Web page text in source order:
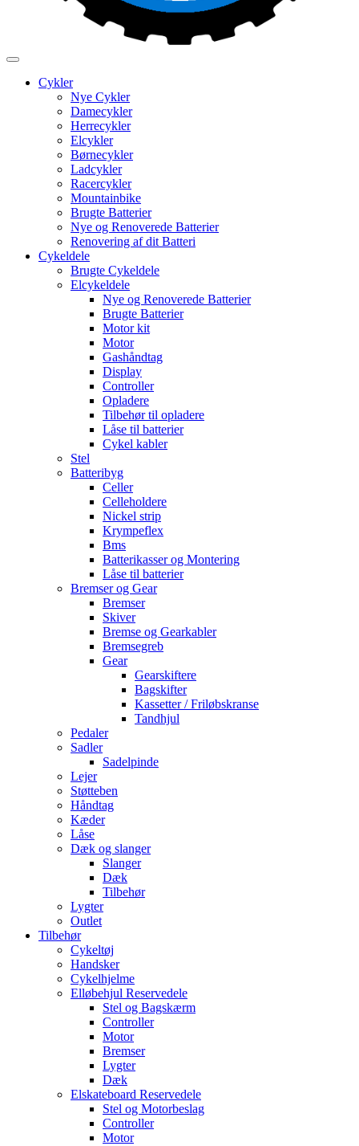
Cykler
Nye Cykler
Damecykler
Herrecykler
Elcykler
Børnecykler
Ladcykler
Racercykler
Mountainbike
Brugte Batterier
Nye og Renoverede Batterier
Renovering af dit Batteri
Cykeldele
Brugte Cykeldele
Elcykeldele
Nye og Renoverede Batterier
Brugte Batterier
Motor kit
Motor
Gashåndtag
Display
Controller
Opladere
Tilbehør til opladere
Låse til batterier
Cykel kabler
Stel
Batteribyg
Celler
Celleholdere
Nickel strip
Krympeflex
Bms
Batterikasser og Montering
Låse til batterier
Bremser og Gear
Bremser
Skiver
Bremse og Gearkabler
Bremsegreb
Gear
Gearskiftere
Bagskifter
Kassetter / Friløbskranse
Tandhjul
Pedaler
Sadler
Sadelpinde
Lejer
Støtteben
Håndtag
Kæder
Låse
Dæk og slanger
Slanger
Dæk
Tilbehør
Lygter
Outlet
Tilbehør
Cykeltøj
Handsker
Cykelhjelme
Elløbehjul Reservedele
Stel og Bagskærm
Controller
Motor
Bremser
Lygter
Dæk
Elskateboard Reservedele
Stel og Motorbeslag
Controller
Motor